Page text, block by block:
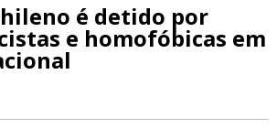
é detido por
e homofóbicas em